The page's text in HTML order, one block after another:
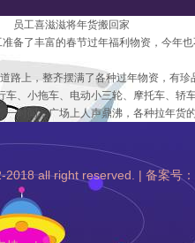
员工喜滋滋将年货搬回家
备了丰富的春节过年福利物资，今年
路上，整齐摆满了各种过年物资，有
、小拖车、电动小三轮、摩托车、轿
时间，广场上人声鼎沸，各种拉年货
all right reserved. | 备案号